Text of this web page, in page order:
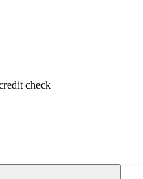
check